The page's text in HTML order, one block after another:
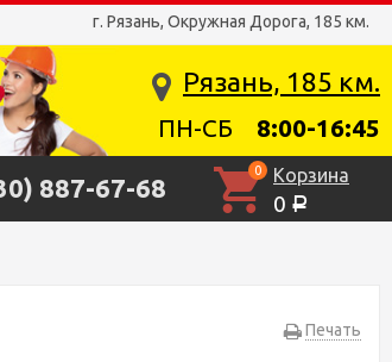
г. Рязань, Окружная Дорога, 185 км.
Рязань, 185 км.
ПН-СБ 8:00-16:45
887-67-68
0 Корзина
0 Р
Печать